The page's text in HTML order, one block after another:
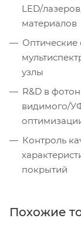
LED/
материалов
Оптические
узлы
R&D в
видимого/
Контроль
покрытий
Похожие